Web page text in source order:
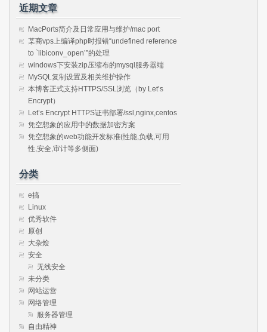
近期文章
MacPorts简介及日常应用与维护/mac port
某商vps上编译php时报错“undefined reference
to `libiconv_open’”的处理
windows下安装zip压缩布的mysql服务器端
MySQL复制设置及相关维护操作
本博客正式支持HTTPS/SSL浏览（by Let’s
Encrypt）
Let’s Encrypt HTTPS证书部署/ssl,nginx,centos
凭空想象的应用中的数据加密方案
凭空想象的web功能开发标准(性能,负载,可用
性,安全,审计等多侧面)
分类
e搞
Linux
优秀软件
原创
大杂烩
安全
无线安全
未分类
网站运营
网络管理
服务器管理
自由精神